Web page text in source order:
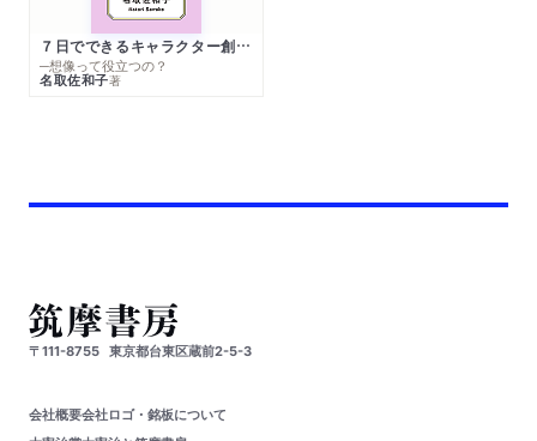
７日でできるキャラクター創作入門
─想像って役立つの？
名取佐和子著
〒111-8755 東京都台東区蔵前2-5-3
会社概要会社ロゴ・銘板について